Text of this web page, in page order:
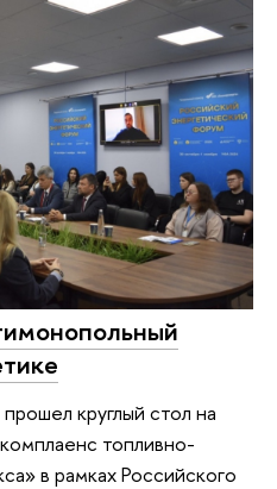
круглый стол на
топливно-
в рамках Российского